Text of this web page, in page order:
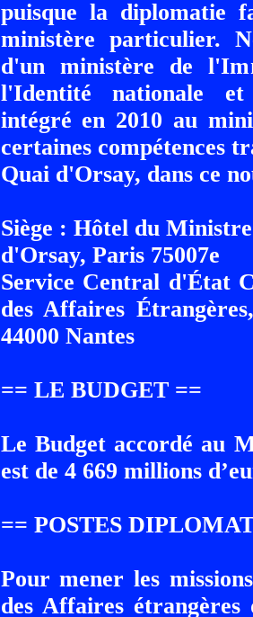
puisque la diplomatie
ministère particulier.
d'un ministère de
l'Identité nationale et
intégré en 2010 au
certaines compétences
Quai d'Orsay, dans ce
Siège : Hôtel du
d'Orsay, Paris 75007e
Service Central d'État
des Affaires
44000 Nantes
== LE BUDGET ==
Le Budget accordé au
est de 4 669 millions
== POSTES
Pour mener les
des Affaires étrangères